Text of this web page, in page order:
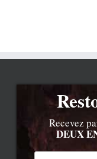
Recevez
DEUX